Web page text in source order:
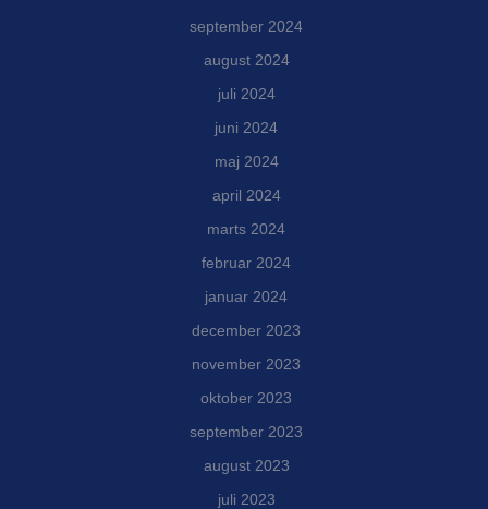
september 2024
august 2024
juli 2024
juni 2024
maj 2024
april 2024
marts 2024
februar 2024
januar 2024
december 2023
november 2023
oktober 2023
september 2023
august 2023
juli 2023